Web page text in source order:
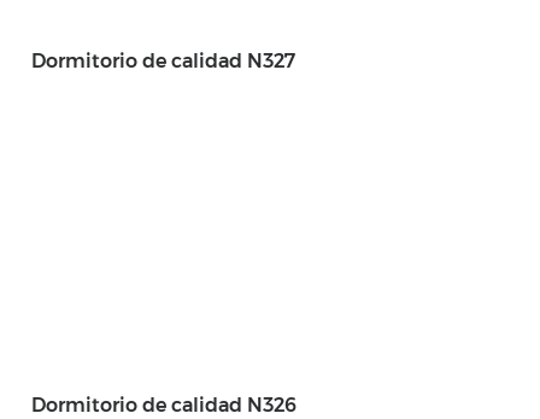
Dormitorio de calidad N327
Dormitorio de calidad N326